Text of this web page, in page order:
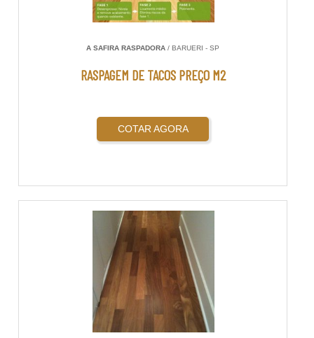
A SAFIRA RASPADORA / BARUERI - SP
RASPAGEM DE TACOS PREÇO M2
COTAR AGORA